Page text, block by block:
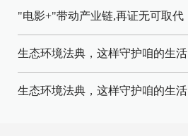
"电影+"带动产业链,再证无可取代
生态环境法典，这样守护咱的生活
生态环境法典，这样守护咱的生活